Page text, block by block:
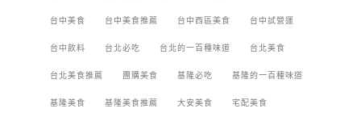
台中美食 台中美食推薦 台中西區美食 台中試營運
台中飲料 台北必吃 台北的一百種味道 台北美食
台北美食推薦 團購美食 基隆必吃 基隆的一百種味道
基隆美食 基隆美食推薦 大安美食 宅配美食